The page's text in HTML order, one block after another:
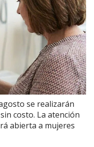
se realizarán
costo. La atención
abierta a mujeres